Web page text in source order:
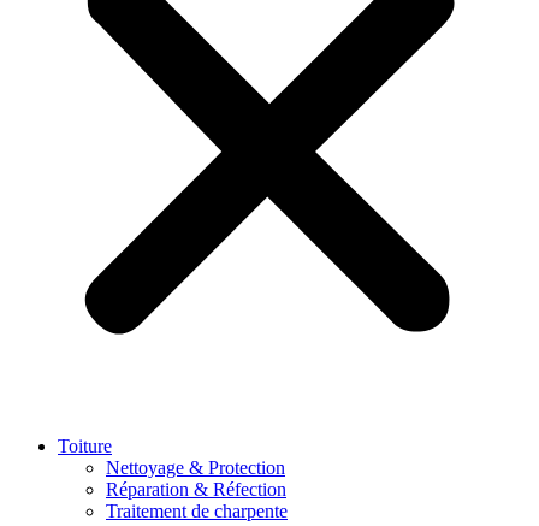
Toiture
Nettoyage & Protection
Réparation & Réfection
Traitement de charpente